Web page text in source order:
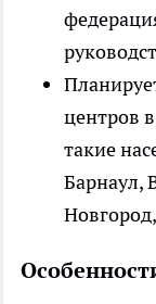
центров
такие
Барнаул,